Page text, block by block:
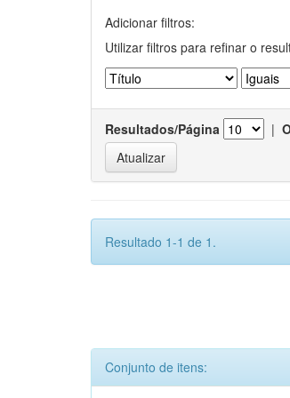
Adicionar filtros:
Utilizar filtros para refinar o
Resultados/Página |
Resultado 1-1 de 1.
Conjunto de itens: